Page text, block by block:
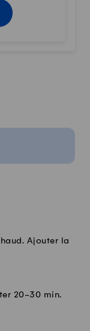
Ajouter la
20-30 min.